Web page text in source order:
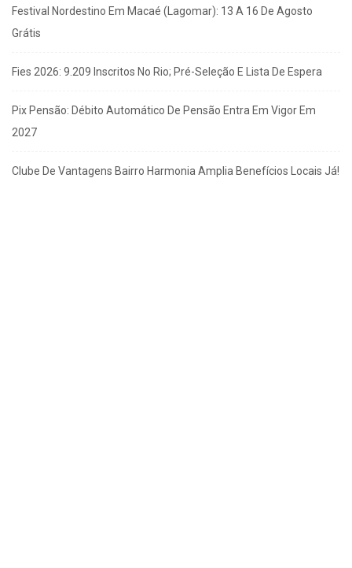
Festival Nordestino Em Macaé (Lagomar): 13 A 16 De Agosto
Grátis
Fies 2026: 9.209 Inscritos No Rio; Pré-Seleção E Lista De Espera
Pix Pensão: Débito Automático De Pensão Entra Em Vigor Em
2027
Clube De Vantagens Bairro Harmonia Amplia Benefícios Locais Já!